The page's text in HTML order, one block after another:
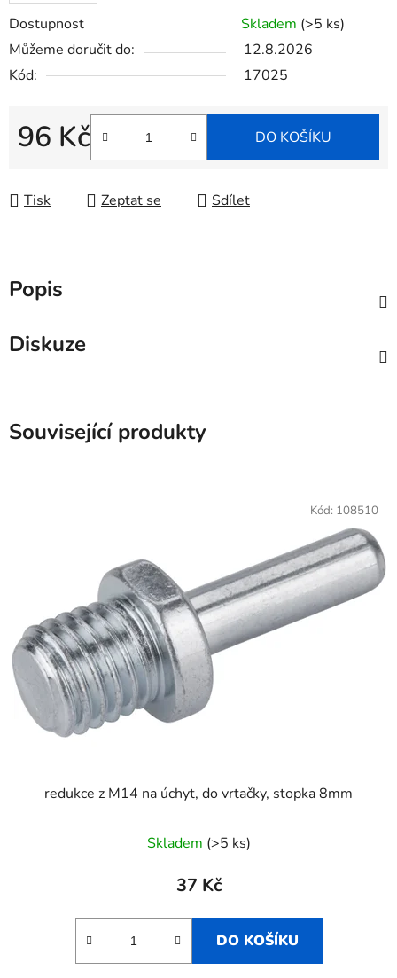
Dostupnost Skladem (>5 ks)
Můžeme doručit do:
12.8.2026
Kód:
17025
96 Kč
Měrná cena:
DO KOŠÍKU
Tisk Zeptat se Sdílet
Popis
Diskuze
Související produkty
redukce z M14 na úchyt, do vrtačky, stopka 8mm
Skladem (>5 ks)
37 Kč
DO KOŠÍKU
Kód: 108510